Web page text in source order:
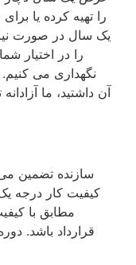
را تهیه کرده یا
یک سال در صورت
را در اختیار
نگهداری می
آن داشتید، ما
سازنده تضمین می
کیفیت کار درجه
مطابق با